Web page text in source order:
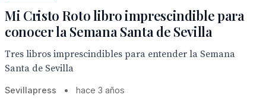
Mi Cristo Roto libro imprescindible para
conocer la Semana Santa de Sevilla
Tres libros imprescindibles para entender la Semana
Santa de Sevilla
Sevillapress • hace 3 años